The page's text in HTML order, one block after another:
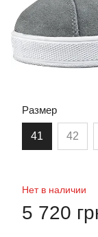
Размер
41 42
Нет в наличии
5 720